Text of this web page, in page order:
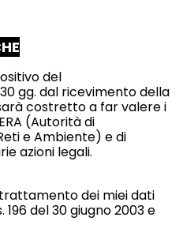
del
gg. dal ricevimento della
costretto a far valere i
(Autorità di
e Ambiente) e di
azioni legali.
dei miei dati
196 del 30 giugno 2003 e